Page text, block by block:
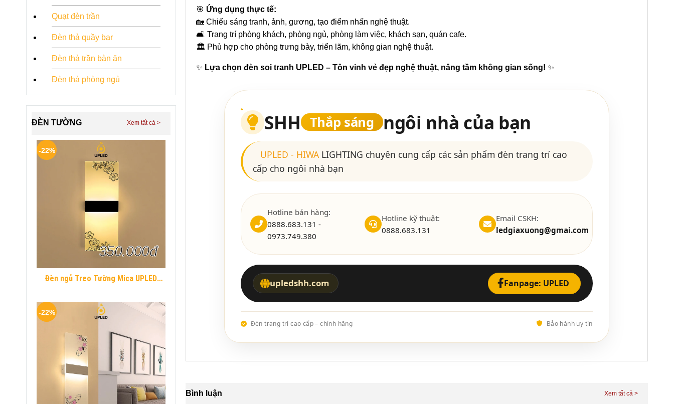
🎯 Ứng dụng thực tế:
🏡 Chiếu sáng tranh, ảnh, gương, tạo điểm nhấn nghệ thuật.
🛋 Trang trí phòng khách, phòng ngủ, phòng làm việc, khách sạn, quán cafe.
🏛 Phù hợp cho phòng trưng bày, triển lãm, không gian nghệ thuật.
✨ Lựa chọn đèn soi tranh UPLED – Tôn vinh vẻ đẹp nghệ thuật, nâng tầm không gian sống! ✨
SHH Thắp sáng ngôi nhà của bạn
UPLED - HIWALIGHTING chuyên cung cấp các sản phẩm đèn trang trí cao
cấp cho ngôi nhà bạn
Hotline bán hàng:
0888.683.131 -
0973.749.380
Hotline kỹ thuật:
0888.683.131
Email CSKH:
ledgiaxuong@gmai.com
upledshh.com Fanpage: UPLED
Đèn trang trí cao cấp – chính hãng Bảo hành uy tín
Bình luận
Quạt đèn trần
Đèn thả quầy bar
Đèn thả trần bàn ăn
Đèn thả phòng ngủ
ĐÈN TƯỜNG
Đèn ngủ Treo Tường Mica UPLED
Hiện Đại
350.000đ
-22%
-22%